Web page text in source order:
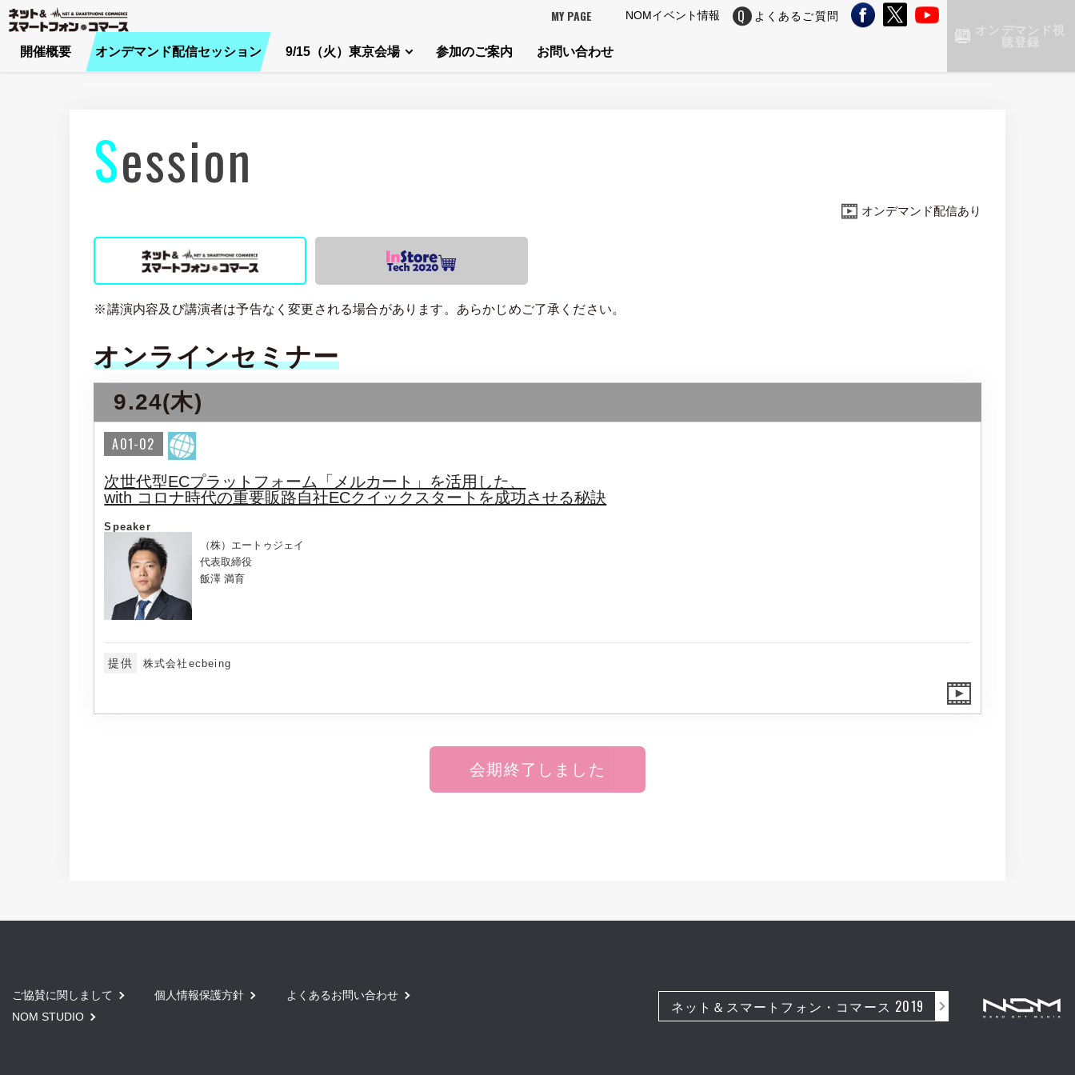
MY PAGE NOMイベント情報 よくあるご質問
開催概要 オンデマンド配信セッション 9/15（火）東京会場 参加のご案内 お問い合わせ
Session
オンデマンド配信あり
※講演内容及び講演者は予告なく変更される場合があります。あらかじめご了承ください。
オンラインセミナー
9.24(木)
A01-02
次世代型ECプラットフォーム「メルカート」を活用した、
with コロナ時代の重要販路自社ECクイックスタートを成功させる秘訣
Speaker
（株）エートゥジェイ
代表取締役
飯澤 満育
提供 株式会社ecbeing
会期終了しました
ご協賛に関しまして 個人情報保護方針
よくあるお問い合わせ
NOM STUDIO
ネット＆スマートフォン・コマース 2019